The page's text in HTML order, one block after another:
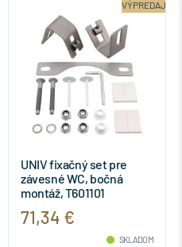
VÝPREDAJ
UNIV fixačný set pre
závesné WC, bočná
montáž, T601101
71,34 €
SKLADOM